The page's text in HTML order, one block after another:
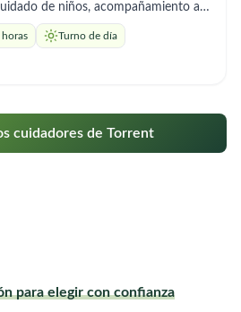
de niños, acompañamiento a
en tareas domésticas. También
a diferentes horarios. Me gusta
y buena actitud. Estoy
horas Turno de día
cuidadores de Torrent
para elegir con confianza